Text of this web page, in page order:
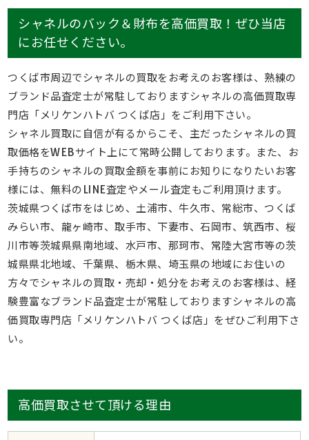
シャネルのバック＆財布を高価買取！ぜひ当店
にお任せください。
つくば市周辺でシャネルの買取をお考えのお客様は、熟練の
ブランド品査定士が常駐しておりますシャネルの高価買取専
門店「メリケンハトバ つくば店」をご利用下さい。
シャネル買取に自信が有るからこそ、主だったシャネルの買
取価格をWEBサイト上にて常時公開しております。また、お
手持ちのシャネルの買取金額を事前にお知りになりたいお客
様には、無料のLINE査定やメール査定もご利用頂けます。
茨城県つくば市をはじめ、土浦市、牛久市、常総市、つくば
みらい市、龍ヶ崎市、取手市、下妻市、石岡市、筑西市、桜
川市等茨城県県南地域、水戸市、那珂市、常陸大宮市等の茨
城県県北地域、千葉県、栃木県、埼玉県の地域にお住いの
方々でシャネルの買取・売却・処分をお考えのお客様は、経
験豊富なブランド品査定士が常駐しておりますシャネルの高
価買取専門店「メリケンハトバ つくば店」をぜひご利用下さ
い。
高価買取させて頂ける理由